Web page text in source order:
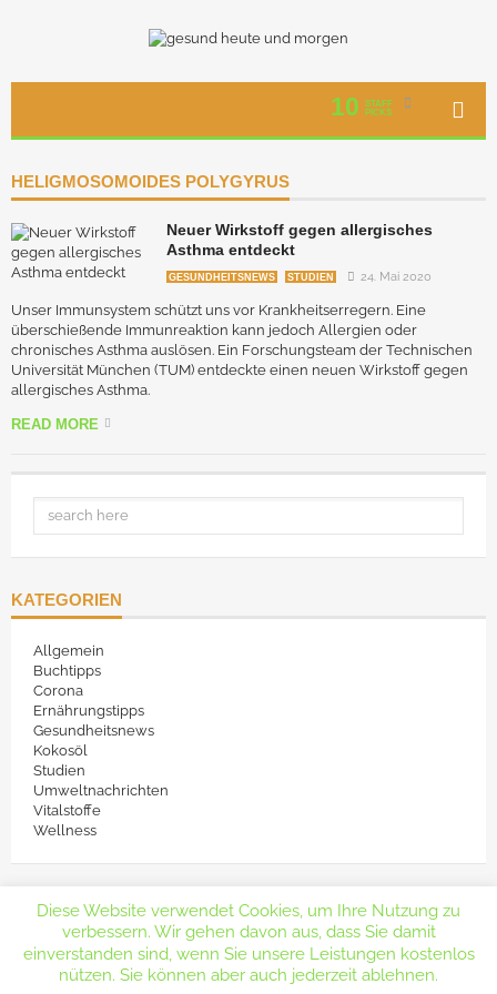
10
STAFF
PICKS
HELIGMOSOMOIDES POLYGYRUS
Neuer Wirkstoff gegen allergisches
Asthma entdeckt
GESUNDHEITSNEWS STUDIEN 24. Mai 2020
Unser Immunsystem schützt uns vor Krankheitserregern. Eine
überschießende Immunreaktion kann jedoch Allergien oder
chronisches Asthma auslösen. Ein Forschungsteam der Technischen
Universität München (TUM) entdeckte einen neuen Wirkstoff gegen
allergisches Asthma.
READ MORE
KATEGORIEN
Allgemein
Buchtipps
Corona
Ernährungstipps
Gesundheitsnews
Kokosöl
Studien
Umweltnachrichten
Vitalstoffe
Wellness
Diese Website verwendet Cookies, um Ihre Nutzung zu
verbessern. Wir gehen davon aus, dass Sie damit
einverstanden sind, wenn Sie unsere Leistungen kostenlos
nützen. Sie können aber auch jederzeit ablehnen.